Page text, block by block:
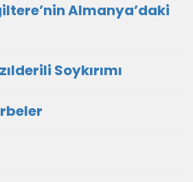
Almanya’daki
Soykırımı